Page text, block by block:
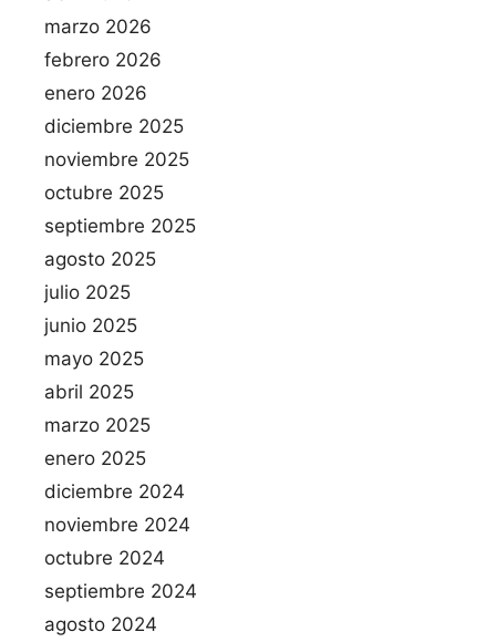
marzo 2026
febrero 2026
enero 2026
diciembre 2025
noviembre 2025
octubre 2025
septiembre 2025
agosto 2025
julio 2025
junio 2025
mayo 2025
abril 2025
marzo 2025
enero 2025
diciembre 2024
noviembre 2024
octubre 2024
septiembre 2024
agosto 2024